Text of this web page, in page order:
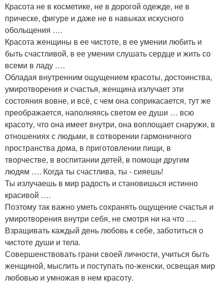
Красота не в косметике, не в дорогой одежде, не в
прическе, фигуре и даже не в навыках искусного
обольщения ….
Красота женщины в ее чистоте, в ее умении любить и
быть счастливой, в ее умении слушать сердце и жить со
всеми в ладу ….
Обладая внутренним ощущением красоты, достоинства,
умиротворения и счастья, женщина излучает эти
состояния вовне, и всё, с чем она соприкасается, тут же
преображается, наполняясь светом ее души … всю
красоту, что она имеет внутри, она воплощает снаружи, в
отношениях с людьми, в сотворении гармоничного
пространства дома, в приготовлении пищи, в
творчестве, в воспитании детей, в помощи другим
людям …. Когда ты счастлива, ты - сияешь!
Ты излучаешь в мир радость и становишься истинно
красивой ….
Поэтому так важно уметь сохранять ощущение счастья и
умиротворения внутри себя, не смотря ни на что ….
Взращивать каждый день любовь к себе, заботиться о
чистоте души и тела.
Совершенствовать грани своей личности, учиться быть
женщиной, мыслить и поступать по-женски, освещая мир
любовью и умножая в нем красоту.